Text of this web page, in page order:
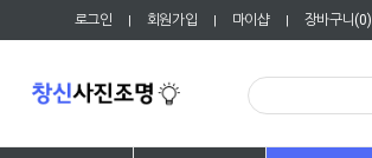
로그인 | 회원가입 | 마이샵 | 장바구니(0)